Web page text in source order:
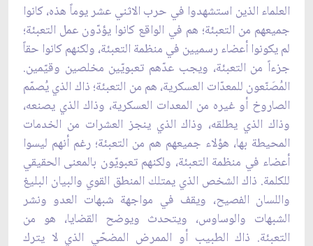
العلماء الذين استشهدوا في حرب الاثني عشر يوماً هذه، كانوا
جميعهم من التعبئة؛ هم في الواقع كانوا يؤدّون عمل التعبئة؛
لم يكونوا أعضاء رسميين في منظمة التعبئة، ولكنهم كانوا حقاً
جزءاً من التعبئة، ويجب عدّهم تعبويّين مخلصين وقيّمين.
المُصَنّعون للمعدّات العسكرية، هم من التعبئة؛ ذاك الذي يُصمّم
الصاروخ أو غيره من المعدات العسكرية، وذاك الذي يصنعه،
وذاك الذي يطلقه، وذاك الذي ينجز العشرات من الخدمات
المحيطة بها، هؤلاء جميعهم هم من التعبئة؛ رغم أنهم ليسوا
أعضاء في منظمة التعبئة، ولكنهم تعبويّون بالمعنى الحقيقي
للكلمة. ذاك الشخص الذي يمتلك المنطق القوي والبيان البليغ
واللسان الفصيح، ويقف في مواجهة شبهات العدو ونشر
الشبهات والوساوس، ويتحدث ويوضح القضايا، هو من
التعبئة. ذاك الطبيب أو الممرض المضحّي الذي لا يترك